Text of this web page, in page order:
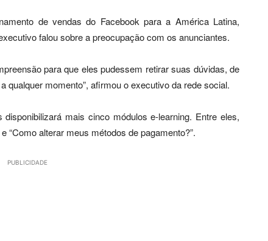
de vendas do Facebook para a América Latina,
falou sobre a preocupação com os anunciantes.
para que eles pudessem retirar suas dúvidas, de
qualquer momento”, afirmou o executivo da rede social.
mais cinco módulos e-learning. Entre eles,
“Como alterar meus métodos de pagamento?”.
PUBLICIDADE